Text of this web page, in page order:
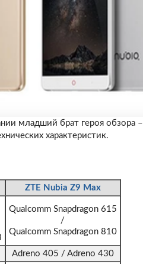
младший брат героя обзора –
характеристик.
ZTE Nubia Z9 Max
Qualcomm Snapdragon 615
/
Qualcomm Snapdragon 810
Adreno 405 / Adreno 430